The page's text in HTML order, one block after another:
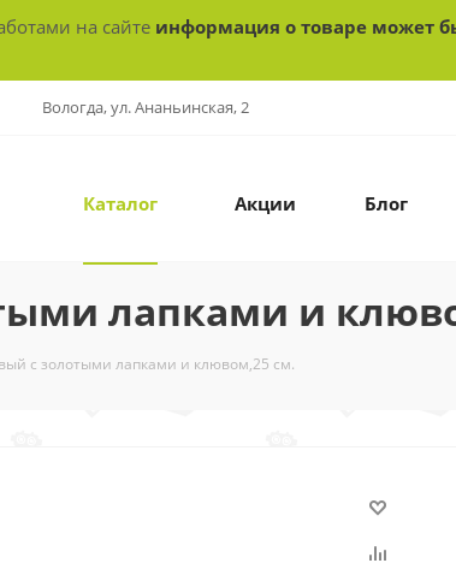
на сайте информация о товаре может
Вологда, ул. Ананьинская, 2
Каталог Акции Блог
лапками и
с золотыми лапками и клювом,25 см.